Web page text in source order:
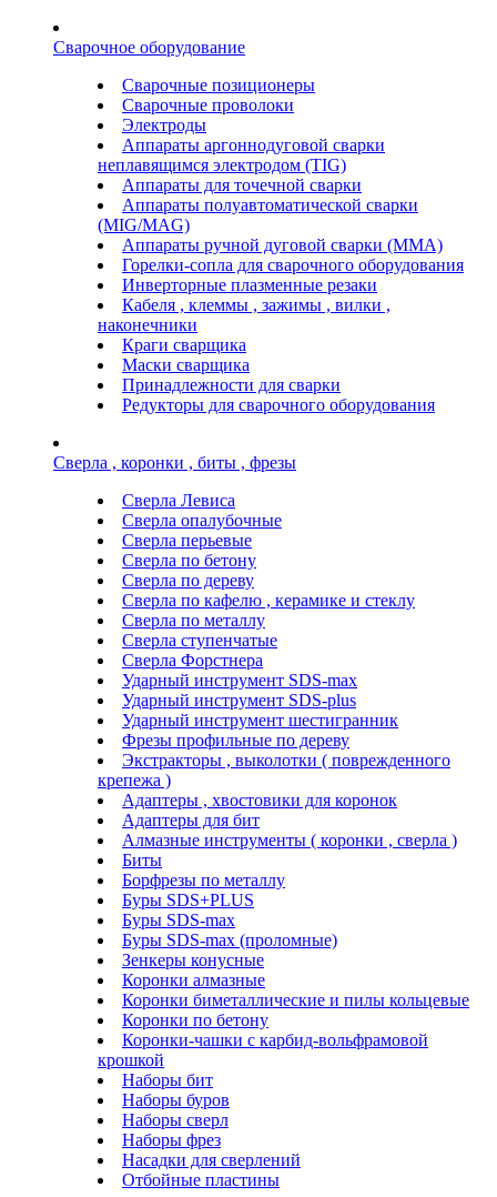
Сварочное оборудование
Сварочные позиционеры
Сварочные проволоки
Электроды
Аппараты аргоннодуговой сварки
неплавящимся электродом (TIG)
Аппараты для точечной сварки
Аппараты полуавтоматической сварки
(MIG/MAG)
Аппараты ручной дуговой сварки (ММА)
Горелки-сопла для сварочного оборудования
Инверторные плазменные резаки
Кабеля , клеммы , зажимы , вилки ,
наконечники
Краги сварщика
Маски сварщика
Принадлежности для сварки
Редукторы для сварочного оборудования
Сверла , коронки , биты , фрезы
Сверла Левиса
Сверла опалубочные
Сверла перьевые
Сверла по бетону
Сверла по дереву
Сверла по кафелю , керамике и стеклу
Сверла по металлу
Сверла ступенчатые
Сверла Форстнера
Ударный инструмент SDS-max
Ударный инструмент SDS-plus
Ударный инструмент шестигранник
Фрезы профильные по дереву
Экстракторы , выколотки ( поврежденного
крепежа )
Адаптеры , хвостовики для коронок
Адаптеры для бит
Алмазные инструменты ( коронки , сверла )
Биты
Борфрезы по металлу
Буры SDS+PLUS
Буры SDS-max
Буры SDS-max (проломные)
Зенкеры конусные
Коронки алмазные
Коронки биметаллические и пилы кольцевые
Коронки по бетону
Коронки-чашки с карбид-вольфрамовой
крошкой
Наборы бит
Наборы буров
Наборы сверл
Наборы фрез
Насадки для сверлений
Отбойные пластины